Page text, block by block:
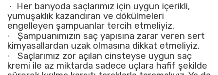
·
Her banyoda saçlarımız için uygun içerikli,
yumuşaklık kazandıran ve dökülmeleri
engelleyen şampuanlar tercih etmeliyiz.
·
Şampuanımızın saç yapısına zarar veren sert
kimyasallardan uzak olmasına dikkat etmeliyiz.
·
Saçlarımız zor açılan cinsteyse uygun saç
kremi ile az miktarda sadece uçlara hafif şekilde